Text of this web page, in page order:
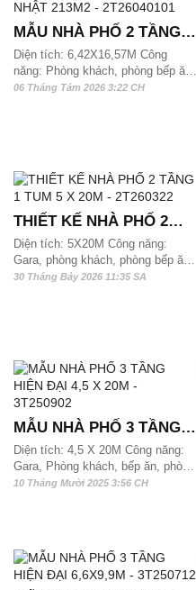
MẪU NHÀ PHỐ 2 TẦNG
MÁI NHẬT 213M2 -
2T26040101
Diện tích: 6,42X16,57M Công
năng: Phòng khách, phòng bếp ăn,
phòng thờ, 3 phòng ngủ và 3wc,
06 Tháng Tám 2026 3:22 CH
THIẾT KẾ NHÀ PHỐ 2
TẦNG 1 TUM 5 X 20M -
2T260322
Diện tích: 5X20M Công năng:
Gara, phòng khách, phòng bếp ăn,
phòng thờ, 4 phòng ngủ và 2 wc.
30 Tháng Bảy 2026 11:35 SA
MẪU NHÀ PHỐ 3 TẦNG
HIỆN ĐẠI 4,5 X 20M -
3T250902
Diện tích: 4,5 X 20M Công năng:
Gara, Phòng khách, bếp ăn, phòng
thờ, 4 phòng ngủ và 4 wc, sân
dựng được
10 Tháng Mười 2025 3:56 CH